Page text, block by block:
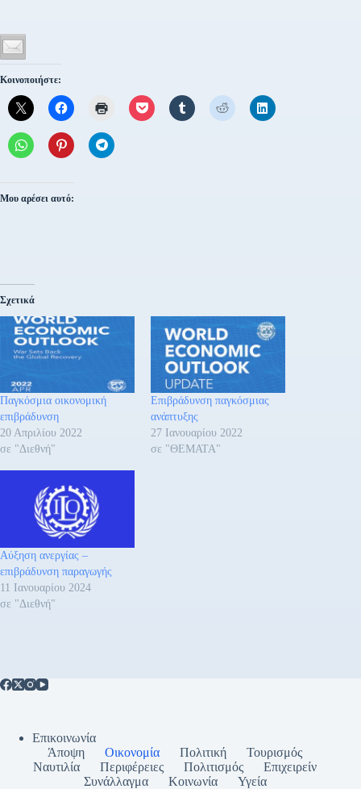
Κοινοποιήστε:
Μου αρέσει αυτό:
Σχετικά
Παγκόσμια οικονομική
επιβράδυνση
20 Απριλίου 2022
σε "Διεθνή"
Επιβράδυνση παγκόσμιας
ανάπτυξης
27 Ιανουαρίου 2022
σε "ΘΕΜΑΤΑ"
Αύξηση ανεργίας –
επιβράδυνση παραγωγής
11 Ιανουαρίου 2024
σε "Διεθνή"
Επικοινωνία
Άποψη
Οικονομία Πολιτική
Τουρισμός
Ναυτιλία
Περιφέρειες Πολιτισμός
Επιχειρείν
Συνάλλαγμα
Κοινωνία Υγεία